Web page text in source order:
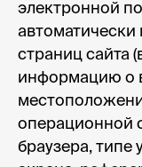
электронной
страниц сайта
информацию о
операционной
браузера, типе